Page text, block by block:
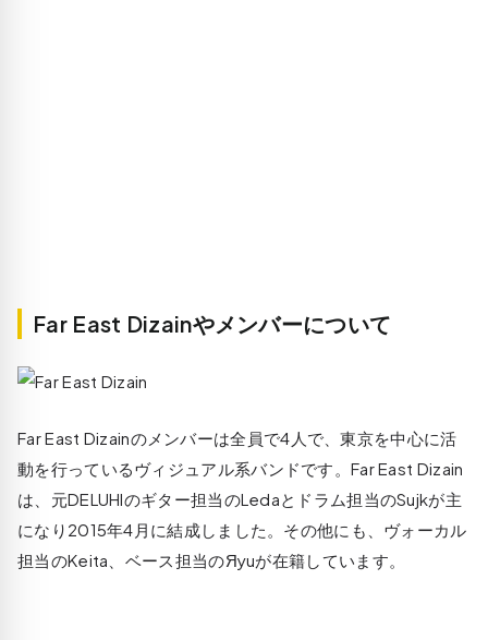
Far East Dizainやメンバーについて
Far East Dizainのメンバーは全員で4人で、東京を中心に活
動を行っているヴィジュアル系バンドです。Far East Dizain
は、元DELUHIのギター担当のLedaとドラム担当のSujkが主
になり2015年4月に結成しました。その他にも、ヴォーカル
担当のKeita、ベース担当のЯyuが在籍しています。